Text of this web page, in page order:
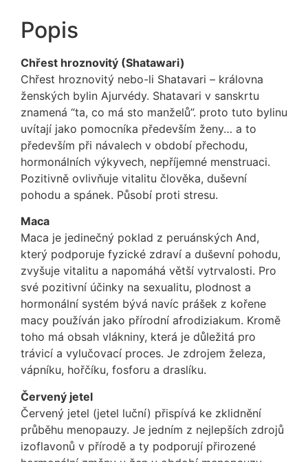
Popis
Chřest hroznovitý (Shatawari)
Chřest hroznovitý nebo-li Shatavari – královna
ženských bylin Ajurvédy. Shatavari v sanskrtu
znamená “ta, co má sto manželů”. proto tuto bylinu
uvítají jako pomocníka především ženy… a to
především při návalech v období přechodu,
hormonálních výkyvech, nepříjemné menstruaci.
Pozitivně ovlivňuje vitalitu člověka, duševní
pohodu a spánek. Působí proti stresu.
Maca
Maca je jedinečný poklad z peruánských And,
který podporuje fyzické zdraví a duševní pohodu,
zvyšuje vitalitu a napomáhá větší vytrvalosti. Pro
své pozitivní účinky na sexualitu, plodnost a
hormonální systém bývá navíc prášek z kořene
macy používán jako přírodní afrodiziakum. Kromě
toho má obsah vlákniny, která je důležitá pro
trávicí a vylučovací proces. Je zdrojem železa,
vápníku, hořčíku, fosforu a draslíku.
Červený jetel
Červený jetel (jetel luční) přispívá ke zklidnění
průběhu menopauzy. Je jedním z nejlepších zdrojů
izoflavonů v přírodě a ty podporují přirozené